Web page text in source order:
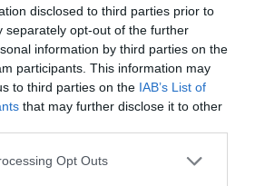
disclosed to third parties prior to
separately opt-out of the further
information by third parties on the
participants. This information may
to third parties on the IAB’s List of
that may further disclose it to other
Opt Outs